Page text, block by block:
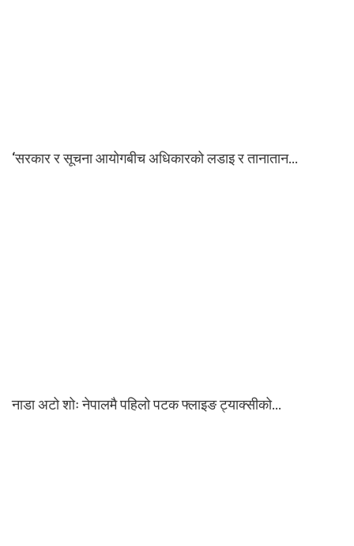
‘सरकार र सूचना आयोगबीच अधिकारको लडाइ र तानातान…
नाडा अटो शोः नेपालमै पहिलो पटक फ्लाइङ ट्याक्सीको…